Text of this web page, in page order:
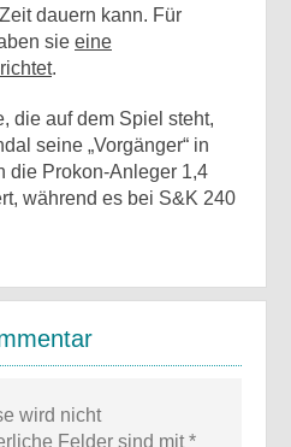
dauern kann. Für
sie eine
.
die auf dem Spiel steht,
seine „Vorgänger“ in
die Prokon-Anleger 1,4
während es bei S&K 240
wird nicht
Felder sind mit*